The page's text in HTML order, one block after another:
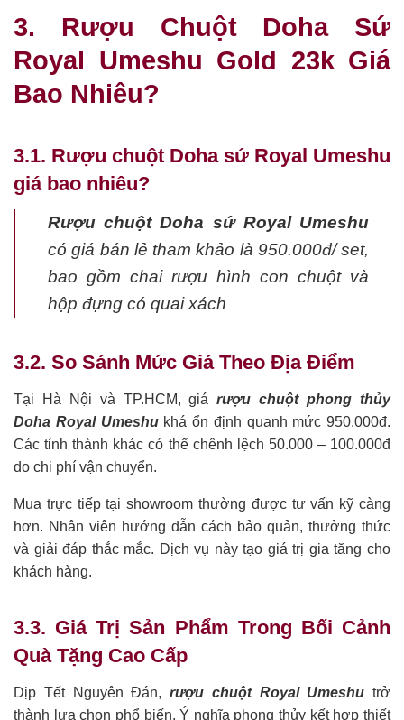
3. Rượu Chuột Doha Sứ
Royal Umeshu Gold 23k Giá
Bao Nhiêu?
3.1. Rượu chuột Doha sứ Royal Umeshu
giá bao nhiêu?
Rượu chuột Doha sứ Royal Umeshu
có giá bán lẻ tham khảo là 950.000đ/ set,
bao gồm chai rượu hình con chuột và
hộp đựng có quai xách
3.2. So Sánh Mức Giá Theo Địa Điểm
Tại Hà Nội và TP.HCM, giárượu chuột phong thủy
Doha Royal Umeshukhá ổn định quanh mức 950.000đ.
Các tỉnh thành khác có thể chênh lệch 50.000 – 100.000đ
do chi phí vận chuyển.
Mua trực tiếp tại showroom thường được tư vấn kỹ càng
hơn. Nhân viên hướng dẫn cách bảo quản, thưởng thức
và giải đáp thắc mắc. Dịch vụ này tạo giá trị gia tăng cho
khách hàng.
3.3. Giá Trị Sản Phẩm Trong Bối Cảnh
Quà Tặng Cao Cấp
Dịp Tết Nguyên Đán, rượu chuột Royal Umeshu trở
thành lựa chọn phổ biến. Ý nghĩa phong thủy kết hợp thiết